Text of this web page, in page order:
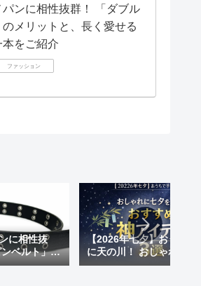
ンに相性抜群！ 「ダブル
のメリットと、長く愛せる
をご紹介
ファッション
に相性抜
ベルト」の
愛せるおす
【2026年七夕】おうちで
に天の川！ おしゃれに七
楽しむ「おすすめ神アイ